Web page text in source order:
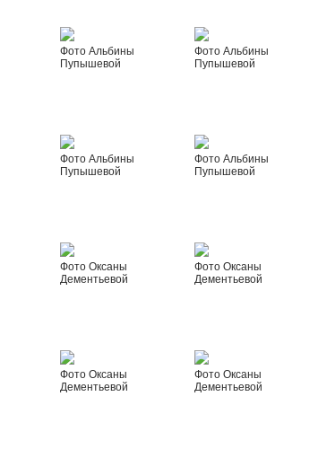
Фото Альбины
Пупышевой
Фото Альбины
Пупышевой
Фото Альбины
Пупышевой
Фото Альбины
Пупышевой
Фото Оксаны
Дементьевой
Фото Оксаны
Дементьевой
Фото Оксаны
Дементьевой
Фото Оксаны
Дементьевой